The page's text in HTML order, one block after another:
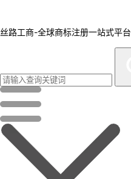
丝路工商-全球商标注册一站式平台